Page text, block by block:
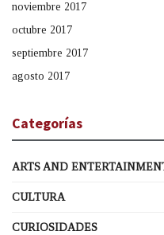
noviembre 2017
octubre 2017
septiembre 2017
agosto 2017
Categorías
ARTS AND
CULTURA
CURIOSIDADES